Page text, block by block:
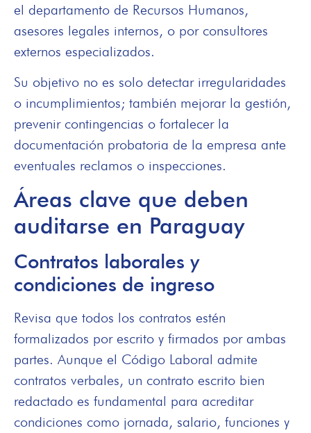
el departamento de Recursos Humanos,
asesores legales internos, o por consultores
externos especializados.
Su objetivo no es solo detectar irregularidades
o incumplimientos; también mejorar la gestión,
prevenir contingencias o fortalecer la
documentación probatoria de la empresa ante
eventuales reclamos o inspecciones.
Áreas clave que deben
auditarse en Paraguay
Contratos laborales y
condiciones de ingreso
Revisa que todos los contratos estén
formalizados por escrito y firmados por ambas
partes. Aunque el Código Laboral admite
contratos verbales, un contrato escrito bien
redactado es fundamental para acreditar
condiciones como jornada, salario, funciones y